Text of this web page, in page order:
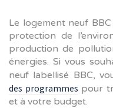
Le logement neuf
protection de
production de
énergies. Si vous
neuf labellisé BBC,
des programmes pour
et à votre budget.